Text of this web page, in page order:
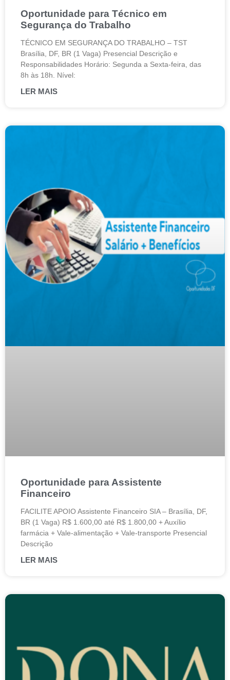
Oportunidade para Técnico em
Segurança do Trabalho
TÉCNICO EM SEGURANÇA DO TRABALHO – TST
Brasília, DF, BR (1 Vaga) Presencial Descrição e
Responsabilidades Horário: Segunda a Sexta-feira, das
8h às 18h. Nível:
LER MAIS
Oportunidade para Assistente
Financeiro
FACILITE APOIO Assistente Financeiro SIA – Brasília, DF,
BR (1 Vaga) R$ 1.600,00 até R$ 1.800,00 + Auxílio
farmácia + Vale-alimentação + Vale-transporte Presencial
Descrição
LER MAIS